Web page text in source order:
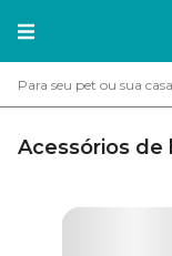
Acessórios de